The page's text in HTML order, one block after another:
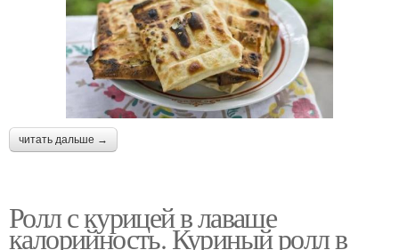
читать дальше →
Ролл с курицей в лаваше
калорийность. Куриный ролл в